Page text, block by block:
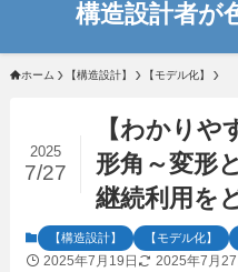
構造設計者が
ホーム 【構造設計】 【モデル化】
【わかりや
形角～変形
継続利用を
2025
7/27
【構造設計】 【モデル化】
2025年7月19日 2025年7月27